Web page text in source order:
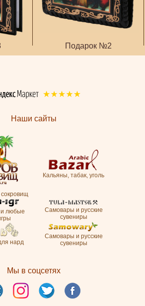
Подарок №2
Наши сайты
Кальяны, табак, уголь
и любые
Самовары и русские
сувениры
нард
Самовары и русские
сувениры
Мы в соцсетях